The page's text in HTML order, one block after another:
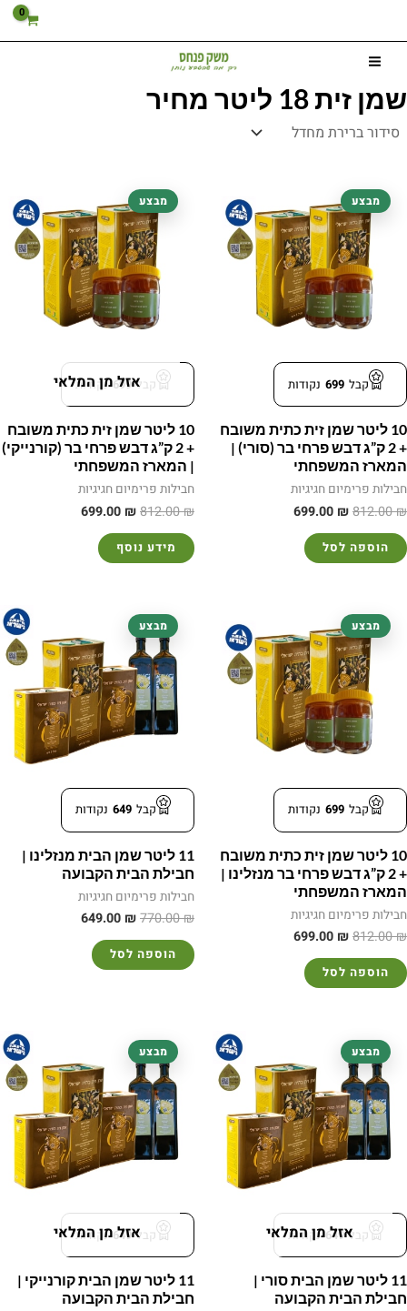
לתוכן
שמן זית 18 ליטר מחיר
קבל 699 נקודות
מבצע
10 ליטר שמן זית כתית משובח
+ 2 ק”ג דבש פרחי בר (סורי) |
המארז המשפחתי
חבילות פרימיום חגיגיות
812.00₪
המחיר
המקורי
היה:
812.00 ₪.
699.00 ₪
הוא:
699.00 ₪.
הוספה לסל
אזל מן המלאיקבל 699 נקודות
מבצע
10 ליטר שמן זית כתית משובח
+ 2 ק”ג דבש פרחי בר (קורנייקי)
| המארז המשפחתי
חבילות פרימיום חגיגיות
812.00₪
המחיר
המקורי
היה:
812.00 ₪.
699.00 ₪
הוא:
699.00 ₪.
מידע נוסף
קבל 699 נקודות
מבצע
10 ליטר שמן זית כתית משובח
+ 2 ק”ג דבש פרחי בר מנזלינו |
המארז המשפחתי
חבילות פרימיום חגיגיות
812.00₪
המחיר
המקורי
היה:
812.00 ₪.
699.00 ₪
הוא:
699.00 ₪.
הוספה לסל
קבל 649 נקודות
מבצע
11 ליטר שמן הבית מנזלינו |
חבילת הבית הקבועה
חבילות פרימיום חגיגיות
770.00₪
המחיר
המקורי
היה:
770.00 ₪.
649.00 ₪
הוא:
649.00 ₪.
הוספה לסל
אזל מן המלאיקבל 649 נקודות
מבצע
11 ליטר שמן הבית סורי |
חבילת הבית הקבועה
המחיר
המקורי
היה:
770.00 ₪.
הוא:
649.00 ₪.
אזל מן המלאיקבל 649 נקודות
מבצע
11 ליטר שמן הבית קורנייקי |
חבילת הבית הקבועה
המחיר
המקורי
היה:
770.00 ₪.
הוא:
649.00 ₪.